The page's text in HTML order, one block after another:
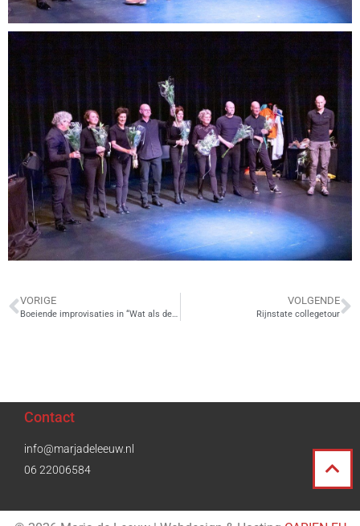
VORIGE
Boeiende improvisaties in “Wat als de blaadjes vallen?”
VOLGENDE
Rijnstate collegetour
Contact
info@marjadeleeuw.nl
06 22006584